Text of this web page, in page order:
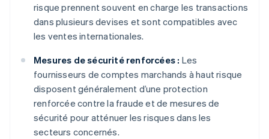
risque prennent souvent en charge les transactions
dans plusieurs devises et sont compatibles avec
les ventes internationales.
Mesures de sécurité renforcées : Les
fournisseurs de comptes marchands à haut risque
disposent généralement d’une protection
renforcée contre la fraude et de mesures de
sécurité pour atténuer les risques dans les
secteurs concernés.